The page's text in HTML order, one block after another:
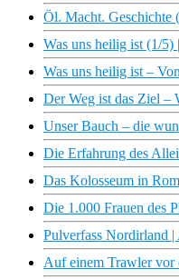
Öl. Macht. Geschichte
Was uns heilig ist (1/
Was uns heilig ist –
Der Weg ist das Ziel –
Unser Bauch – die
Die Erfahrung des
Das Kolosseum in
Die 1.000 Frauen des
Pulverfass Nordirland
Auf einem Trawler vor